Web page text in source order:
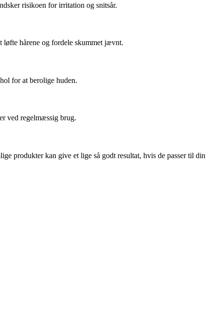
risikoen for irritation og snitsår.
løfte hårene og fordele skummet jævnt.
for at berolige huden.
ved regelmæssig brug.
produkter kan give et lige så godt resultat, hvis de passer til din